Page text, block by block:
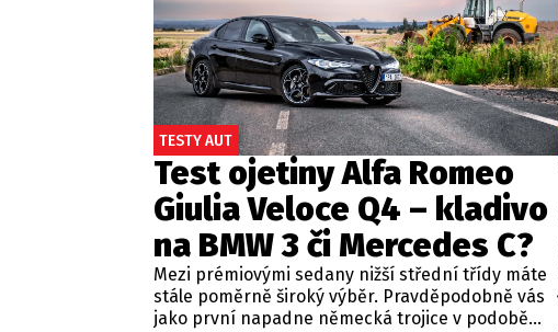
TESTY AUT
Test ojetiny Alfa Romeo
Giulia Veloce Q4 – kladivo
na BMW 3 či Mercedes C?
Mezi prémiovými sedany nižší střední třídy máte
stále poměrně široký výběr. Pravděpodobně vás
jako první napadne německá trojice v podobě